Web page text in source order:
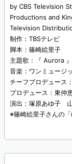
by CBS Television
Productions and
Television
制作：TBSテレビ
脚本：篠崎絵里子
主題歌：『 Aurora
音楽：ワンミュージ
チーフプロデュース
プロデュース：東仲
演出：塚原あゆ子
※篠崎絵里子さんの